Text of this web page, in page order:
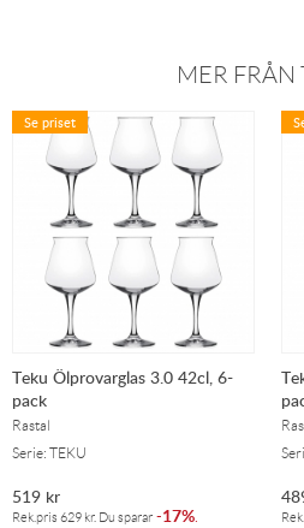
MER FRÅN
Se priset
Teku Ölprovarglas 3.0 42cl, 6-
pack
Rastal
Serie: TEKU
519 kr
Rek.pris 629 kr. Du sparar -17%